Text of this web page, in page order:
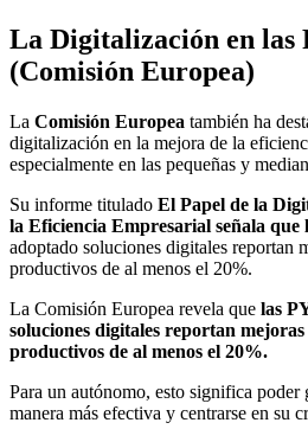
La Digitalización en las
(Comisión Europea)
La Comisión Europea también ha
digitalización en la mejora de la
especialmente en las pequeñas y
Su informe titulado El Papel de la
la Eficiencia Empresarial señala que
adoptado soluciones digitales reportan
productivos de al menos el 20%.
La Comisión Europea revela que las
soluciones digitales reportan mejoras
productivos de al menos el 20%.
Para un autónomo, esto significa poder
manera más efectiva y centrarse en su